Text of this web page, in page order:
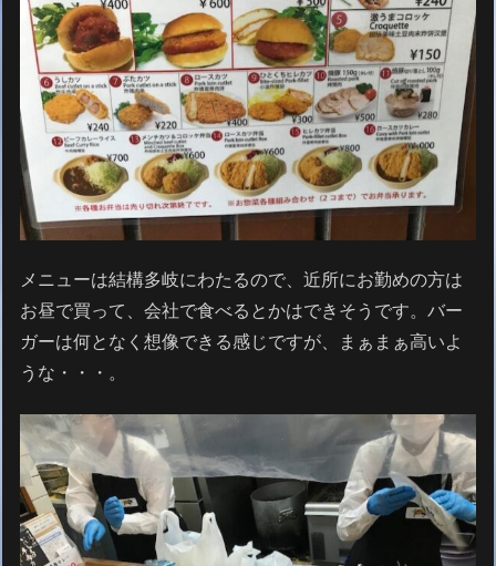
メニューは結構多岐にわたるので、近所にお勤めの方は
お昼で買って、会社で食べるとかはできそうです。バー
ガーは何となく想像できる感じですが、まぁまぁ高いよ
うな・・・。